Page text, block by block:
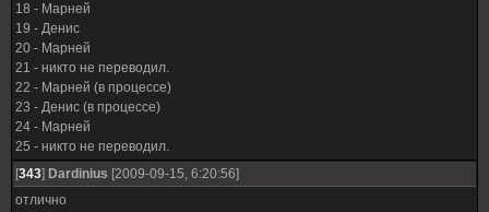
18 - Марней
19 - Денис
20 - Марней
21 - никто не переводил.
22 - Марней (в процессе)
23 - Денис (в процессе)
24 - Марней
25 - никто не переводил.
[343] Dardinius [2009-09-15, 6:20:56]
отлично